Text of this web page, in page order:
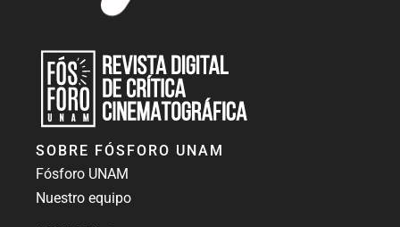
Revista Fósforo UNAM
SOBRE FÓSFORO UNAM
Fósforo UNAM
Nuestro equipo